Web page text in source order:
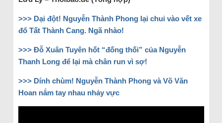
>>> Dại đột! Nguyễn Thành Phong lại chui vào vết xe
đổ Tất Thành Cang. Ngã nhào!
>>> Đỗ Xuân Tuyên hốt “đống thối” của Nguyễn
Thanh Long để lại mà chân run vì sợ!
>>> Dính chùm! Nguyễn Thành Phong và Võ Văn
Hoan nắm tay nhau nhảy vực